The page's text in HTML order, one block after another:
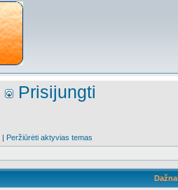
Prisijungti
| Peržiūrėti aktyvias temas